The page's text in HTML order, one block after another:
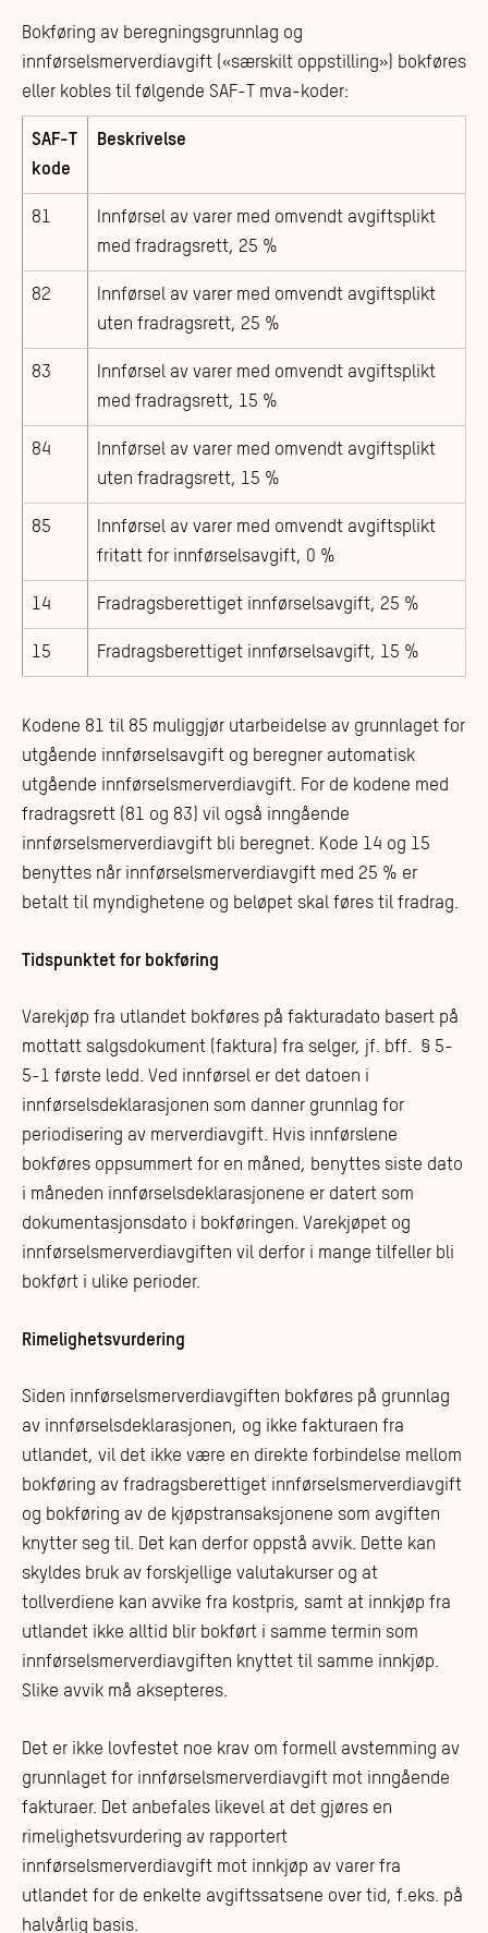
Bokføring av beregningsgrunnlag og
innførselsmerverdiavgift («særskilt oppstilling») bokføres
eller kobles til følgende SAF-T mva-koder:
SAF-T
kode
Beskrivelse
81
Innførsel av varer med omvendt avgiftsplikt
med fradragsrett, 25 %
82
Innførsel av varer med omvendt avgiftsplikt
uten fradragsrett, 25 %
83
Innførsel av varer med omvendt avgiftsplikt
med fradragsrett, 15 %
84
Innførsel av varer med omvendt avgiftsplikt
uten fradragsrett, 15 %
85
Innførsel av varer med omvendt avgiftsplikt
fritatt for innførselsavgift, 0 %
14 Fradragsberettiget innførselsavgift, 25 %
15 Fradragsberettiget innførselsavgift, 15 %
Kodene 81 til 85 muliggjør utarbeidelse av grunnlaget for
utgående innførselsavgift og beregner automatisk
utgående innførselsmerverdiavgift. For de kodene med
fradragsrett (81 og 83) vil også inngående
innførselsmerverdiavgift bli beregnet. Kode 14 og 15
benyttes når innførselsmerverdiavgift med 25 % er
betalt til myndighetene og beløpet skal føres til fradrag.
Tidspunktet for bokføring
Varekjøp fra utlandet bokføres på fakturadato basert på
mottatt salgsdokument (faktura) fra selger, jf. bff. § 5-
5-1 første ledd. Ved innførsel er det datoen i
innførselsdeklarasjonen som danner grunnlag for
periodisering av merverdiavgift. Hvis innførslene
bokføres oppsummert for en måned, benyttes siste dato
i måneden innførselsdeklarasjonene er datert som
dokumentasjonsdato i bokføringen. Varekjøpet og
innførselsmerverdiavgiften vil derfor i mange tilfeller bli
bokført i ulike perioder.
Rimelighetsvurdering
Siden innførselsmerverdiavgiften bokføres på grunnlag
av innførselsdeklarasjonen, og ikke fakturaen fra
utlandet, vil det ikke være en direkte forbindelse mellom
bokføring av fradragsberettiget innførselsmerverdiavgift
og bokføring av de kjøpstransaksjonene som avgiften
knytter seg til. Det kan derfor oppstå avvik. Dette kan
skyldes bruk av forskjellige valutakurser og at
tollverdiene kan avvike fra kostpris, samt at innkjøp fra
utlandet ikke alltid blir bokført i samme termin som
innførselsmerverdiavgiften knyttet til samme innkjøp.
Slike avvik må aksepteres.
Det er ikke lovfestet noe krav om formell avstemming av
grunnlaget for innførselsmerverdiavgift mot inngående
fakturaer. Det anbefales likevel at det gjøres en
rimelighetsvurdering av rapportert
innførselsmerverdiavgift mot innkjøp av varer fra
utlandet for de enkelte avgiftssatsene over tid, f.eks. på
halvårlig basis.